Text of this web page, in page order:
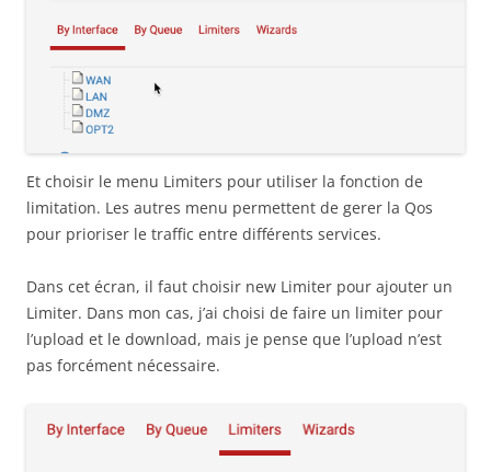
Et choisir le menu Limiters pour utiliser la fonction de
limitation. Les autres menu permettent de gerer la Qos
pour prioriser le traffic entre différents services.
Dans cet écran, il faut choisir new Limiter pour ajouter un
Limiter. Dans mon cas, j’ai choisi de faire un limiter pour
l’upload et le download, mais je pense que l’upload n’est
pas forcément nécessaire.